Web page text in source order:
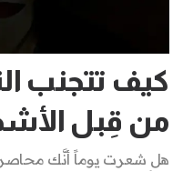
كيف تتجنب
من قِبل
هل شعرت يوماً أنَّك محاصر